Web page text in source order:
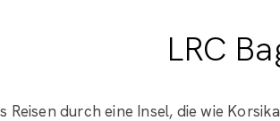
LRC
Reisen durch eine Insel, die wie